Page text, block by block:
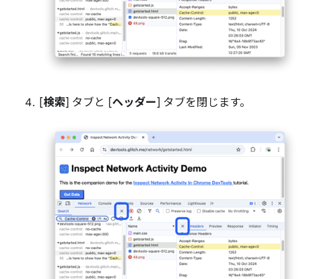
[検索] タブと [ヘッダー] タブを閉じます。